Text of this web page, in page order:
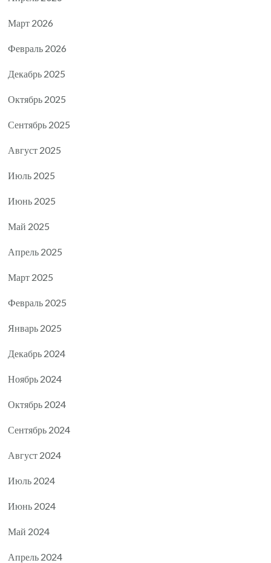
Март 2026
Февраль 2026
Декабрь 2025
Октябрь 2025
Сентябрь 2025
Август 2025
Июль 2025
Июнь 2025
Май 2025
Апрель 2025
Март 2025
Февраль 2025
Январь 2025
Декабрь 2024
Ноябрь 2024
Октябрь 2024
Сентябрь 2024
Август 2024
Июль 2024
Июнь 2024
Май 2024
Апрель 2024